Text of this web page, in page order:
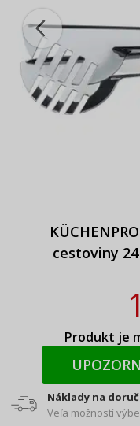
cestoviny
Produkt je
Náklady na
Veľa možností